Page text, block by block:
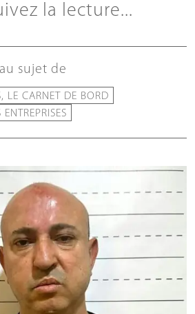
la lecture...
sujet de
LE CARNET DE BORD